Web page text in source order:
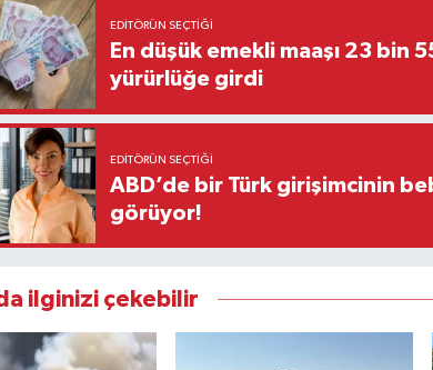
EDITÖRÜN SEÇTIĞI
En düşük emekli maaşı 23 bin
yürürlüğe girdi
EDITÖRÜN SEÇTIĞI
ABD’de bir Türk girişimcinin
görüyor!
ilginizi çekebilir